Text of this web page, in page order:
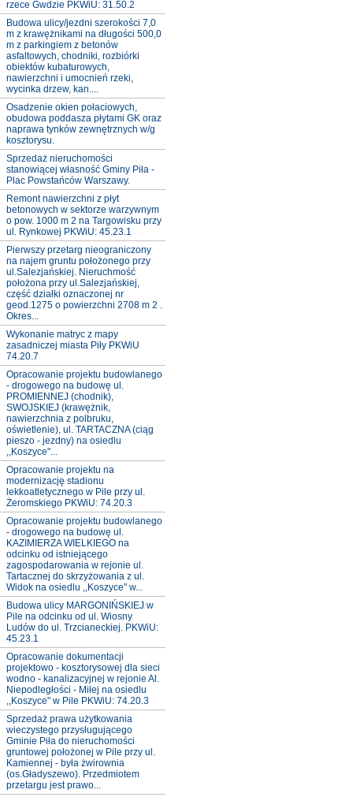
rzece Gwdzie PKWiU: 31.50.2
Budowa ulicy/jezdni szerokości 7,0
m z krawężnikami na długości 500,0
m z parkingiem z betonów
asfaltowych, chodniki, rozbiórki
obiektów kubaturowych,
nawierzchni i umocnień rzeki,
wycinka drzew, kan....
Osadzenie okien połaciowych,
obudowa poddasza płytami GK oraz
naprawa tynków zewnętrznych w/g
kosztorysu.
Sprzedaż nieruchomości
stanowiącej własność Gminy Piła -
Plac Powstańców Warszawy.
Remont nawierzchni z płyt
betonowych w sektorze warzywnym
o pow. 1000 m 2 na Targowisku przy
ul. Rynkowej PKWiU: 45.23.1
Pierwszy przetarg nieograniczony
na najem gruntu położonego przy
ul.Salezjańskiej. Nieruchmość
położona przy ul.Salezjańskiej,
część działki oznaczonej nr
geod.1275 o powierzchni 2708 m 2 .
Okres...
Wykonanie matryc z mapy
zasadniczej miasta Piły PKWiU
74.20.7
Opracowanie projektu budowlanego
- drogowego na budowę ul.
PROMIENNEJ (chodnik),
SWOJSKIEJ (krawężnik,
nawierzchnia z polbruku,
oświetlenie), ul. TARTACZNA (ciąg
pieszo - jezdny) na osiedlu
,,Koszyce"...
Opracowanie projektu na
modernizację stadionu
lekkoatletycznego w Pile przy ul.
Żeromskiego PKWiU: 74.20.3
Opracowanie projektu budowlanego
- drogowego na budowę ul.
KAZIMIERZA WIELKIEGO na
odcinku od istniejącego
zagospodarowania w rejonie ul.
Tartacznej do skrzyżowania z ul.
Widok na osiedlu ,,Koszyce" w...
Budowa ulicy MARGONIŃSKIEJ w
Pile na odcinku od ul. Wiosny
Ludów do ul. Trzcianeckiej. PKWiU:
45.23.1
Opracowanie dokumentacji
projektowo - kosztorysowej dla sieci
wodno - kanalizacyjnej w rejonie Al.
Niepodległości - Miłej na osiedlu
,,Koszyce" w Pile PKWiU: 74.20.3
Sprzedaż prawa użytkowania
wieczystego przysługującego
Gminie Piła do nieruchomości
gruntowej położonej w Pile przy ul.
Kamiennej - była żwirownia
(os.Gładyszewo). Przedmiotem
przetargu jest prawo...